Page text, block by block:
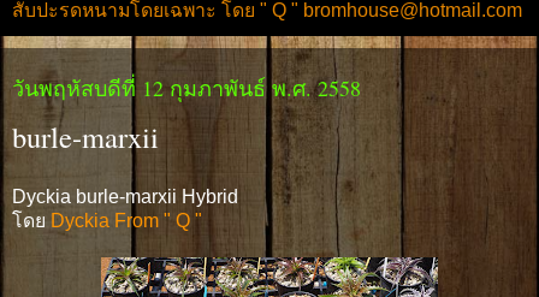
สับปะรดหนามโดยเฉพาะ โดย " Q " bromhouse@hotmail.com
วันพฤหัสบดีที่ 12 กุมภาพันธ์ พ.ศ. 2558
burle-marxii
Dyckia burle-marxii Hybrid
โดย Dyckia From " Q "